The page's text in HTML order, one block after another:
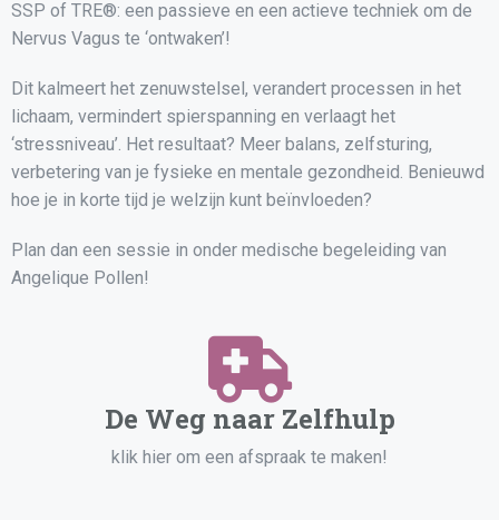
SSP of TRE®: een passieve en een actieve techniek om de
Nervus Vagus te ‘ontwaken’!
Dit kalmeert het zenuwstelsel, verandert processen in het
lichaam, vermindert spierspanning en verlaagt het
‘stressniveau’. Het resultaat? Meer balans, zelfsturing,
verbetering van je fysieke en mentale gezondheid. Benieuwd
hoe je in korte tijd je welzijn kunt beïnvloeden?
Plan dan een sessie in onder medische begeleiding van
Angelique Pollen!
De Weg naar Zelfhulp
klik hier om een afspraak te maken!